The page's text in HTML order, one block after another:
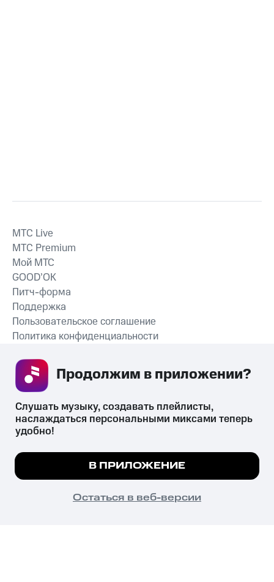
СКАЧАТЬ ПРИЛОЖЕНИЕ
MTС Live
MTС Premium
Мой МТС
GOOD’OK
Питч-форма
Поддержка
Пользовательское соглашение
Политика конфиденциальности
психотропных веществ, их аналогов причиняет вред здоровью,
их незаконный оборот запрещён и влечёт установленную
законодательством ответственность.
© 2026 ООО «КИОН».
Все права защищены
Мы используем куки, чтобы на сайте все
Подробнее
ПОНЯТНО
Слушать музыку, создавать плейлисты,
наслаждаться персональными миксами теперь
удобно!
В ПРИЛОЖЕНИЕ
Остаться в веб-версии